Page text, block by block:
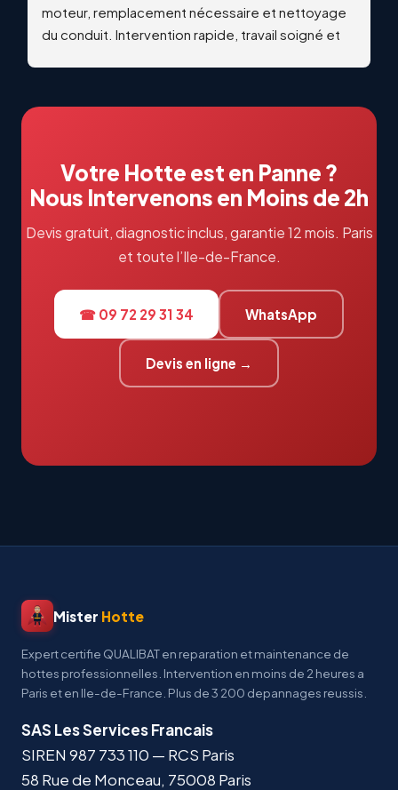
moteur, remplacement nécessaire et nettoyage
du conduit. Intervention rapide, travail soigné et
Votre Hotte est en Panne ?
Nous Intervenons en Moins de 2h
Devis gratuit, diagnostic inclus, garantie 12 mois. Paris
et toute l’Ile-de-France.
☎ 09 72 29 31 34 WhatsApp
Devis en ligne →
Mister Hotte
Expert certifie QUALIBAT en reparation et maintenance de
hottes professionnelles. Intervention en moins de 2 heures a
Paris et en Ile-de-France. Plus de 3 200 depannages reussis.
SAS Les Services Francais
SIREN 987 733 110 — RCS Paris
58 Rue de Monceau, 75008 Paris